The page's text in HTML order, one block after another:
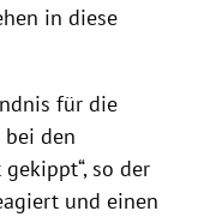
in diese
für die
den
so der
und einen